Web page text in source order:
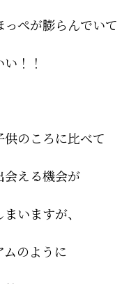
っぺが膨らんでいて
！！
のころに比べて
える機会が
いますが、
のように